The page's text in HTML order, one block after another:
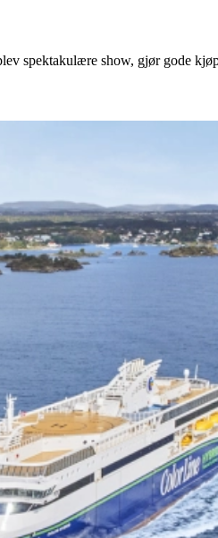
spektakulære show, gjør gode